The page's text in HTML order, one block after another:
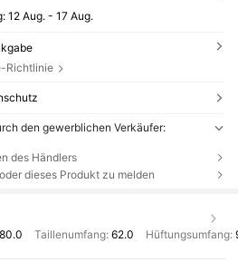
12 Aug. - 17 Aug.
Richtlinie
den gewerblichen Verkäufer:
des Händlers
dieses Produkt zu melden
80.0 Taillenumfang: 62.0 Hüftungsumfang: